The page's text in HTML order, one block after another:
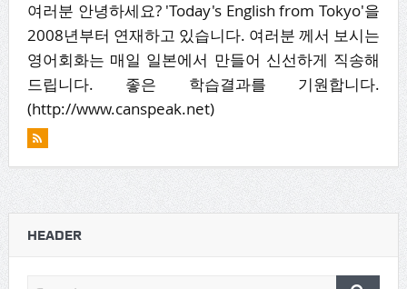
여러분 안녕하세요? 'Today's English from Tokyo'을
2008년부터 연재하고 있습니다. 여러분 께서 보시는
영어회화는 매일 일본에서 만들어 신선하게 직송해
드립니다. 좋은 학습결과를 기원합니다.
(http://www.canspeak.net)
HEADER